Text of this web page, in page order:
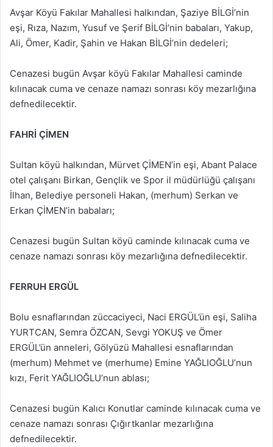
Avşar Köyü Fakılar Mahallesi halkından, Şaziye BİLGİ’nin
eşi, Rıza, Nazım, Yusuf ve Şerif BİLGİ’nin babaları, Yakup,
Ali, Ömer, Kadir, Şahin ve Hakan BİLGİ’nin dedeleri;
Cenazesi bugün Avşar köyü Fakılar Mahallesi caminde
kılınacak cuma ve cenaze namazı sonrası köy mezarlığına
defnedilecektir.
FAHRİ ÇİMEN
Sultan köyü halkından, Mürvet ÇİMEN’in eşi, Abant Palace
otel çalışanı Birkan, Gençlik ve Spor il müdürlüğü çalışanı
İlhan, Belediye personeli Hakan, (merhum) Serkan ve
Erkan ÇİMEN’in babaları;
Cenazesi bugün Sultan köyü caminde kılınacak cuma ve
cenaze namazı sonrası köy mezarlığına defnedilecektir.
FERRUH ERGÜL
Bolu esnaflarından züccaciyeci, Naci ERGÜL’ün eşi, Saliha
YURTCAN, Semra ÖZCAN, Sevgi YOKUŞ ve Ömer
ERGÜL’ün anneleri, Gölyüzü Mahallesi esnaflarından
(merhum) Mehmet ve (merhume) Emine YAĞLIOĞLU’nun
kızı, Ferit YAĞLIOĞLU’nun ablası;
Cenazesi bugün Kalıcı Konutlar caminde kılınacak cuma ve
cenaze namazı sonrası Çığırtkanlar mezarlığına
defnedilecektir.